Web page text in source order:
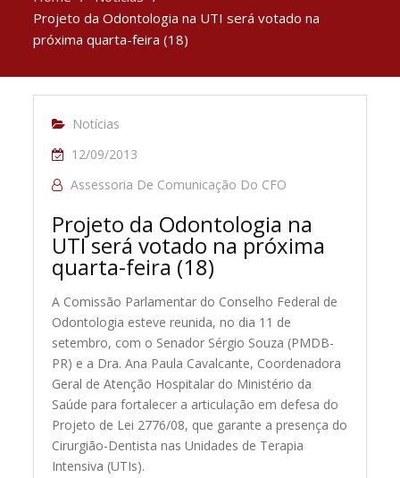
Projeto da Odontologia na UTI será votado na
próxima quarta-feira (18)
Notícias
12/09/2013
Assessoria De Comunicação Do CFO
Projeto da Odontologia na
UTI será votado na próxima
quarta-feira (18)
A Comissão Parlamentar do Conselho Federal de
Odontologia esteve reunida, no dia 11 de
setembro, com o Senador Sérgio Souza (PMDB-
PR) e a Dra. Ana Paula Cavalcante, Coordenadora
Geral de Atenção Hospitalar do Ministério da
Saúde para fortalecer a articulação em defesa do
Projeto de Lei 2776/08, que garante a presença do
Cirurgião-Dentista nas Unidades de Terapia
Intensiva (UTIs).